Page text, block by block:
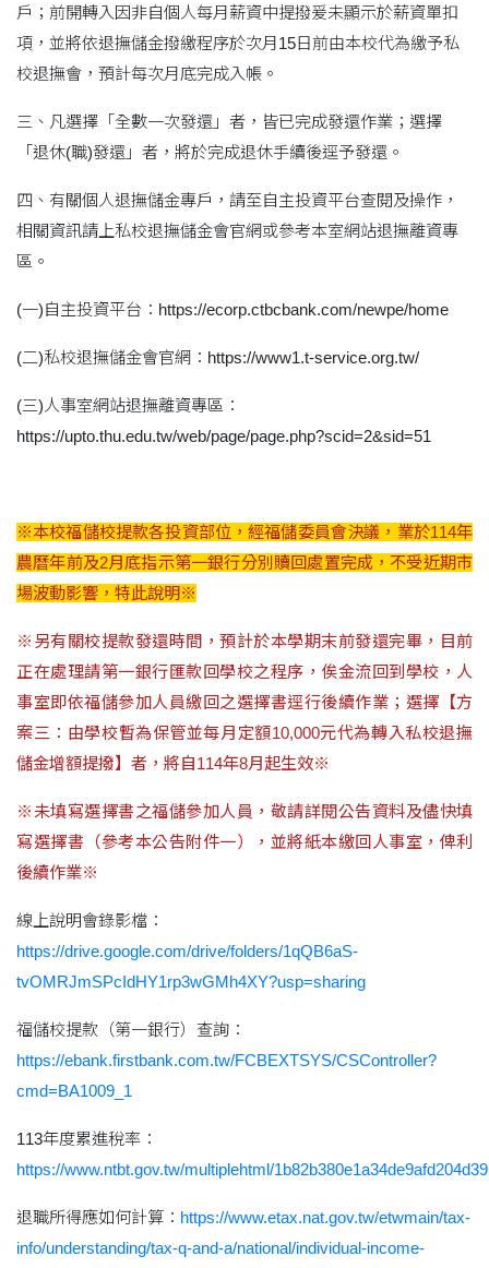
戶；前開轉入因非自個人每月薪資中提撥爰未顯示於薪資單扣
項，並將依退撫儲金撥繳程序於次月15日前由本校代為繳予私
校退撫會，預計每次月底完成入帳。
三、凡選擇「全數一次發還」者，皆已完成發還作業；選擇
「退休(職)發還」者，將於完成退休手續後逕予發還。
四、有關個人退撫儲金專戶，請至自主投資平台查閱及操作，
相關資訊請上私校退撫儲金會官網或參考本室網站退撫離資專
區。
(一)自主投資平台：https://ecorp.ctbcbank.com/newpe/home
(二)私校退撫儲金會官網：https://www1.t-service.org.tw/
(三)人事室網站退撫離資專區：
https://upto.thu.edu.tw/web/page/page.php?scid=2&sid=51
※本校福儲校提款各投資部位，經福儲委員會決議，業於114年
農曆年前及2月底指示第一銀行分別贖回處置完成，不受近期市
場波動影響，特此說明※
※另有關校提款發還時間，預計於本學期末前發還完畢，目前
正在處理請第一銀行匯款回學校之程序，俟金流回到學校，人
事室即依福儲參加人員繳回之選擇書逕行後續作業； 選擇【方
案三：由學校暫為保管並每月定額10,000元代為轉入私校退撫
儲金增額提撥】者，將自114年8月起生效※
※未填寫選擇書之福儲參加人員，敬請詳閱公告資料及儘快填
寫選擇書（參考本公告附件一），並將紙本繳回人事室，俾利
後續作業※
線上說明會錄影檔：
https://drive.google.com/drive/folders/1qQB6aS-
tvOMRJmSPcIdHY1rp3wGMh4XY?usp=sharing
福儲校提款（第一銀行）查詢：
https://ebank.firstbank.com.tw/FCBEXTSYS/CSController?
cmd=BA1009_1
113年度累進稅率：
https://www.ntbt.gov.tw/multiplehtml/
退職所得應如何計算： https://www.etax.nat.gov.tw/etwmain/tax-
info/understanding/tax-q-and-a/national/individual-income-